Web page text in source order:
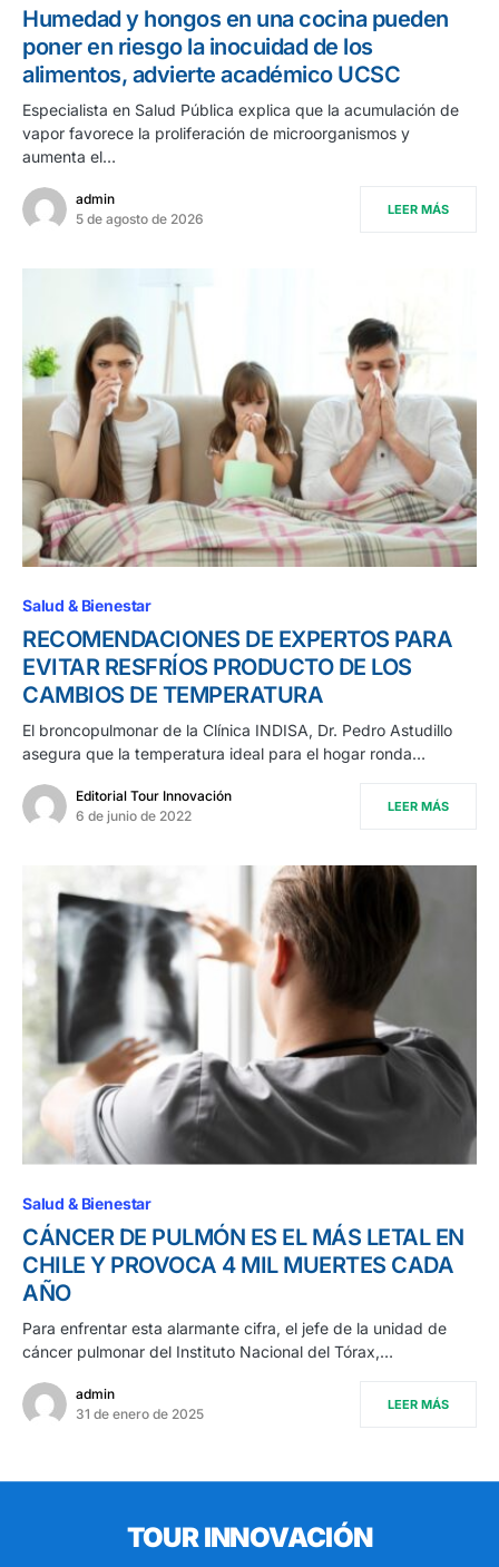
Humedad y hongos en una cocina pueden
poner en riesgo la inocuidad de los
alimentos, advierte académico UCSC
Especialista en Salud Pública explica que la acumulación de
vapor favorece la proliferación de microorganismos y
aumenta el…
admin
5 de agosto de 2026
LEER MÁS
Salud & Bienestar
RECOMENDACIONES DE EXPERTOS PARA
EVITAR RESFRÍOS PRODUCTO DE LOS
CAMBIOS DE TEMPERATURA
El broncopulmonar de la Clínica INDISA, Dr. Pedro Astudillo
asegura que la temperatura ideal para el hogar ronda…
Editorial Tour Innovación
6 de junio de 2022
LEER MÁS
Salud & Bienestar
CÁNCER DE PULMÓN ES EL MÁS LETAL EN
CHILE Y PROVOCA 4 MIL MUERTES CADA
AÑO
Para enfrentar esta alarmante cifra, el jefe de la unidad de
cáncer pulmonar del Instituto Nacional del Tórax,…
admin
31 de enero de 2025
LEER MÁS
TOUR INNOVACIÓN